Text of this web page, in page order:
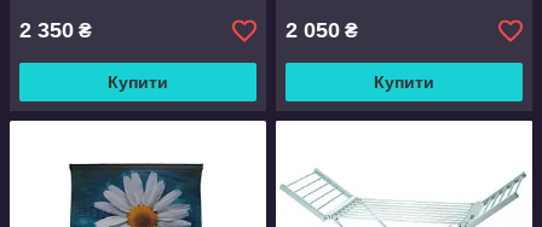
2 350 ₴
Купити
2 050 ₴
Купити